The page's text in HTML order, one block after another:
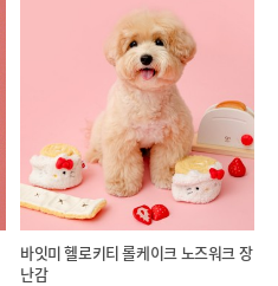
바잇미 헬로키티 롤케이크 노즈워크 장
난감